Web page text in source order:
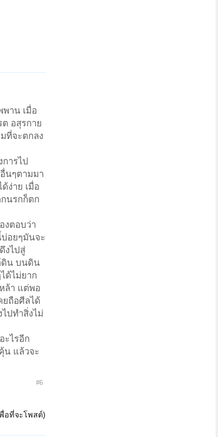
พาน เมื่อ
อสุรกาย
ที่จะตกลง
ารไป
นๆตามมา
ง่าย เมื่อ
นรกก็ตก
งตอบว่า
บ่อยๆมันจะ
งไปสู่
ดิน บนดิน
ด้ไม่ยาก
ล้า แต่พอ
ยถือศีลได้
ปทำสิ่งไม่
ะไรอีก
น แล้วจะ
#6
อที่จะโพสต์)